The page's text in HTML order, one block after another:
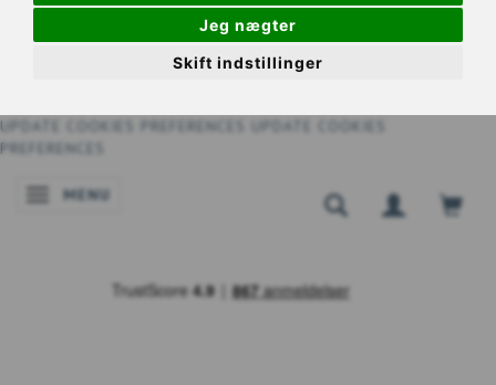
Jeg nægter
Skift indstillinger
UPDATE COOKIES PREFERENCES
UPDATE COOKIES
PREFERENCES
SKIFTE NAVIGATION
MENU